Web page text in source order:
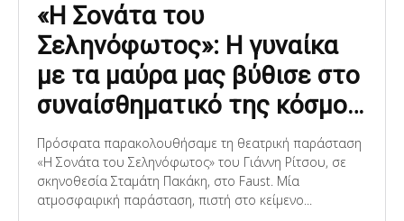
«Η Σονάτα του
Σεληνόφωτος»: Η γυναίκα
με τα μαύρα μας βύθισε στο
συναίσθηματικό της κόσμο…
Πρόσφατα παρακολουθήσαμε τη θεατρική παράσταση
«Η Σονάτα του Σεληνόφωτος» του Γιάννη Ρίτσου, σε
σκηνοθεσία Σταμάτη Πακάκη, στο Faust. Μία
ατμοσφαιρική παράσταση, πιστή στο κείμενο...